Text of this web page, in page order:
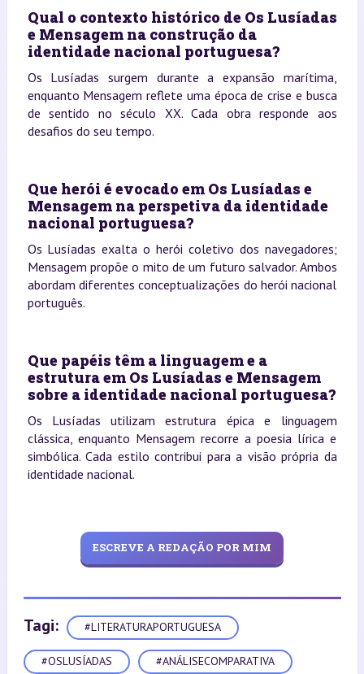
Qual o contexto histórico de Os Lusíadas
e Mensagem na construção da
identidade nacional portuguesa?
Os Lusíadas surgem durante a expansão marítima,
enquanto Mensagem reflete uma época de crise e busca
de sentido no século XX. Cada obra responde aos
desafios do seu tempo.
Que herói é evocado em Os Lusíadas e
Mensagem na perspetiva da identidade
nacional portuguesa?
Os Lusíadas exalta o herói coletivo dos navegadores;
Mensagem propõe o mito de um futuro salvador. Ambos
abordam diferentes conceptualizações do herói nacional
português.
Que papéis têm a linguagem e a
estrutura em Os Lusíadas e Mensagem
sobre a identidade nacional portuguesa?
Os Lusíadas utilizam estrutura épica e linguagem
clássica, enquanto Mensagem recorre a poesia lírica e
simbólica. Cada estilo contribui para a visão própria da
identidade nacional.
ESCREVE A REDAÇÃO POR MIM
Tagi: #LITERATURAPORTUGUESA
#OSLUSÍADAS #ANÁLISECOMPARATIVA